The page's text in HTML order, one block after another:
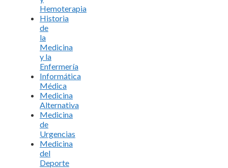
Hemoterapia
Historia
de
la
Medicina
y la
Enfermería
Informática
Médica
Medicina
Alternativa
Medicina
de
Urgencias
Medicina
del
Deporte